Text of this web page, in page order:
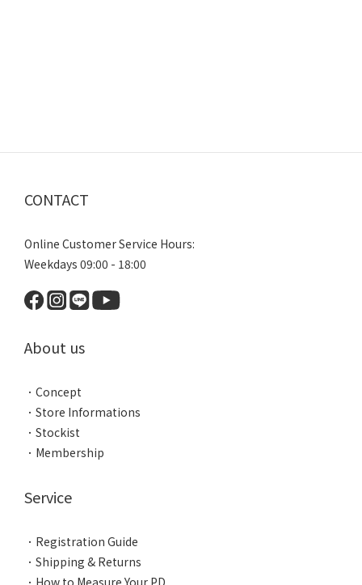
CONTACT
Online Customer Service Hours:
Weekdays 09:00 - 18:00
About us
． Concept
． Store Informations
． Stockist
． Membership
Service
． Registration Guide
． Shipping & Returns